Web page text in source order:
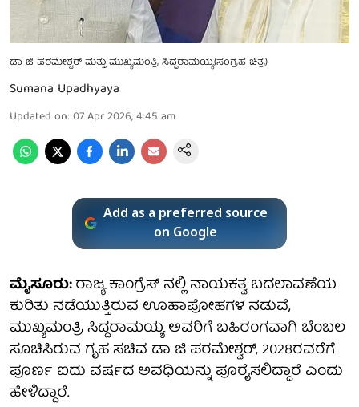
ಡಾ ಜಿ ಪರಮೇಶ್ವರ್ ಮತ್ತು ಮುಖ್ಯಮಂತ್ರಿ ಸಿದ್ದರಾಮಯ್ಯ(ಸಂಗ್ರಹ ಚಿತ್ರ)
Sumana Upadhyaya
Updated on: 07 Apr 2026, 4:45 am
Add as a preferred source
on Google
ಮೈಸೂರು:ರಾಜ್ಯ ಕಾಂಗ್ರೆಸ್ ನಲ್ಲಿ ನಾಯಕತ್ವ ಬದಲಾವಣೆಯ
ಕುರಿತು ನಡೆಯುತ್ತಿರುವ ಊಹಾಪೋಹಗಳ ನಡುವೆ,
ಮುಖ್ಯಮಂತ್ರಿ ಸಿದ್ದರಾಮಯ್ಯ ಅವರಿಗೆ ಬಹಿರಂಗವಾಗಿ ಬೆಂಬಲ
ಸೂಚಿಸಿರುವ ಗೃಹ ಸಚಿವ ಡಾ ಜಿ ಪರಮೇಶ್ವರ್, 2028ರವರೆಗೆ
ಪೂರ್ಣ ಐದು ವರ್ಷದ ಅವಧಿಯನ್ನು ಪೂರೈಸಲಿದ್ದಾರೆ ಎಂದು
ಹೇಳಿದ್ದಾರೆ.